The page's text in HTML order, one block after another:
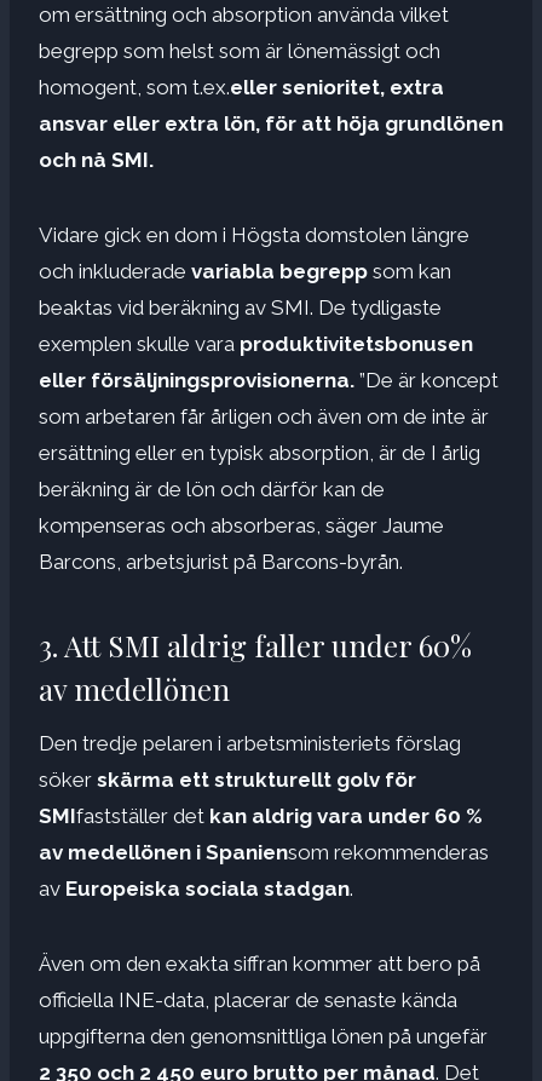
om ersättning och absorption använda vilket
begrepp som helst som är lönemässigt och
homogent, som t.ex.eller senioritet, extra
ansvar eller extra lön, för att höja grundlönen
och nå SMI.
Vidare gick en dom i Högsta domstolen längre
och inkluderade variabla begrepp som kan
beaktas vid beräkning av SMI. De tydligaste
exemplen skulle vara produktivitetsbonusen
eller försäljningsprovisionerna. ”De är koncept
som arbetaren får årligen och även om de inte är
ersättning eller en typisk absorption, är de I årlig
beräkning är de lön och därför kan de
kompenseras och absorberas, säger Jaume
Barcons, arbetsjurist på Barcons-byrån.
3. Att SMI aldrig faller under 60%
av medellönen
Den tredje pelaren i arbetsministeriets förslag
söker skärma ett strukturellt golv för
SMIfastställer det kan aldrig vara under 60 %
av medellönen i Spaniensom rekommenderas
av Europeiska sociala stadgan.
Även om den exakta siffran kommer att bero på
officiella INE-data, placerar de senaste kända
uppgifterna den genomsnittliga lönen på ungefär
2 350 och 2 450 euro brutto per månad. Det